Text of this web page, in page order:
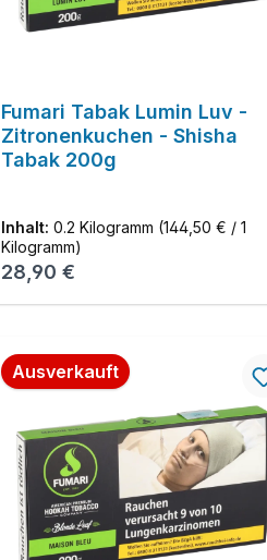
Fumari Tabak Lumin Luv -
Zitronenkuchen - Shisha
Tabak 200g
Inhalt:0.2 Kilogramm (144,50 € / 1
Kilogramm)
Regulärer Preis:
28,90 €
Ausverkauft